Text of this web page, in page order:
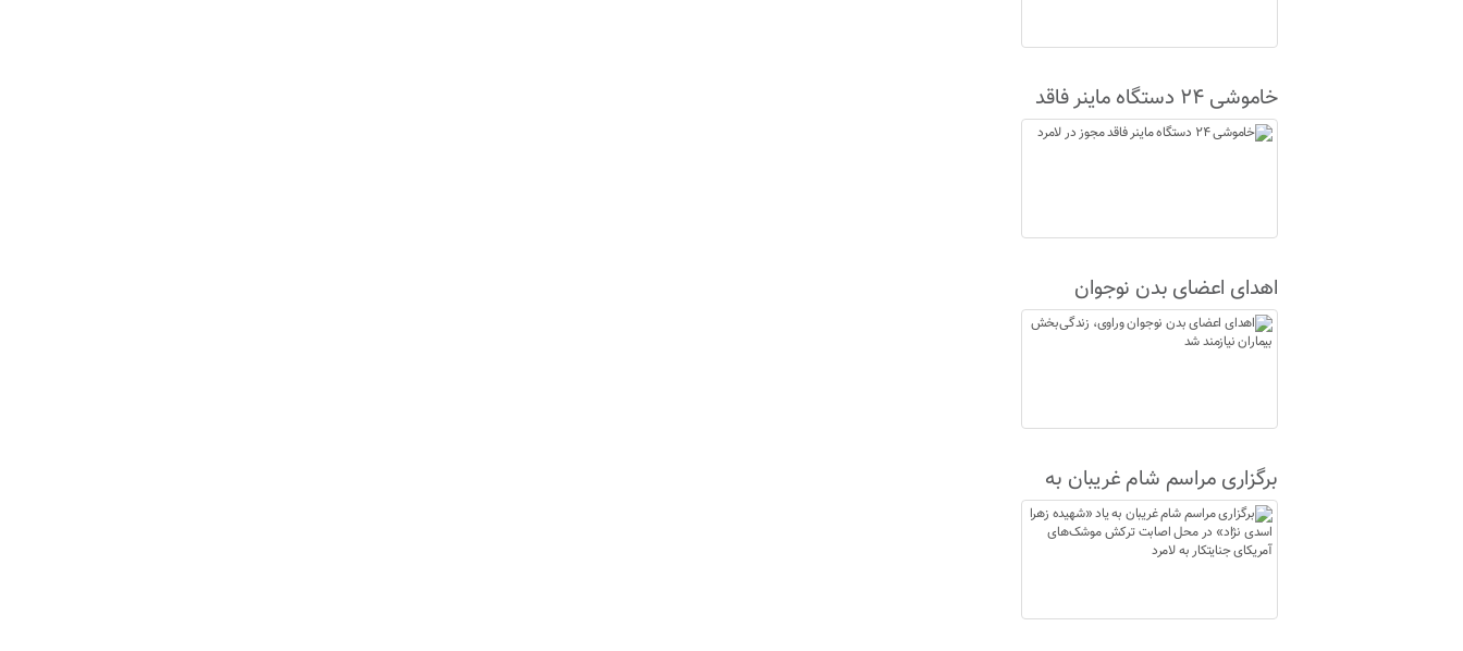
خاموشی ۲۴ دستگاه ماینر فاقد
مجوز در لامرد
اهدای اعضای بدن نوجوان
وراوی، زندگی‌بخش بیماران
نیازمند شد
برگزاری مراسم شام غریبان به
یاد «شهیده زهرا اسدی نژاد» در
محل اصابت ترکش موشک‌های